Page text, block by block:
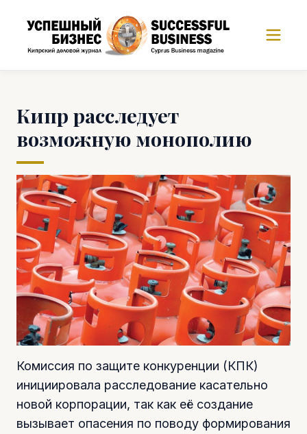
Кипр расследует
возможную монополию
Комиссия по защите конкуренции (КПК)
инициировала расследование касательно
новой корпорации, так как её создание
вызывает опасения по поводу формирования